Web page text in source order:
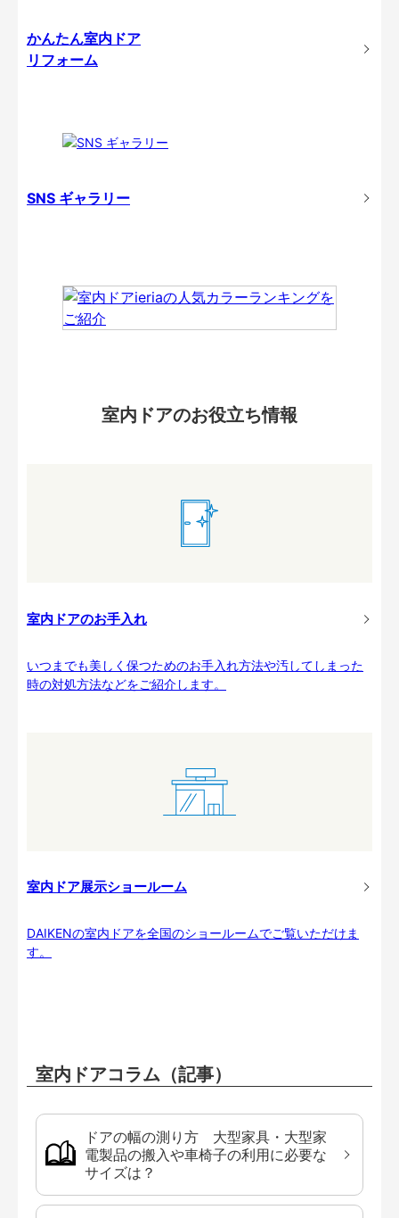
かんたん室内ドア
リフォーム
SNS ギャラリー
室内ドアのお役立ち情報
室内ドアのお手入れ
いつまでも美しく保つためのお手入れ方法や汚してしまった
時の対処方法などをご紹介します。
室内ドア展示ショールーム
DAIKENの室内ドアを全国のショールームでご覧いただけま
す。
室内ドアコラム（記事）
ドアの幅の測り方 大型家具・大型家
電製品の搬入や車椅子の利用に必要な
サイズは？